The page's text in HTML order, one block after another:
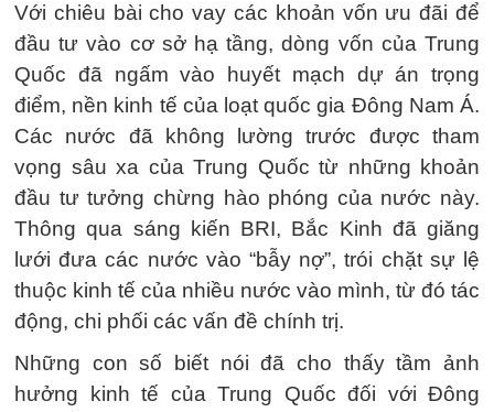
Với chiêu bài cho vay các khoản vốn ưu đãi để
đầu tư vào cơ sở hạ tầng, dòng vốn của Trung
Quốc đã ngấm vào huyết mạch dự án trọng
điểm, nền kinh tế của loạt quốc gia Đông Nam Á.
Các nước đã không lường trước được tham
vọng sâu xa của Trung Quốc từ những khoản
đầu tư tưởng chừng hào phóng của nước này.
Thông qua sáng kiến BRI, Bắc Kinh đã giăng
lưới đưa các nước vào “bẫy nợ”, trói chặt sự lệ
thuộc kinh tế của nhiều nước vào mình, từ đó tác
động, chi phối các vấn đề chính trị.
Những con số biết nói đã cho thấy tầm ảnh
hưởng kinh tế của Trung Quốc đối với Đông